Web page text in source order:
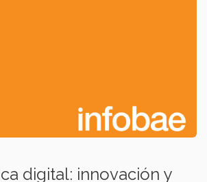
digital: innovación y